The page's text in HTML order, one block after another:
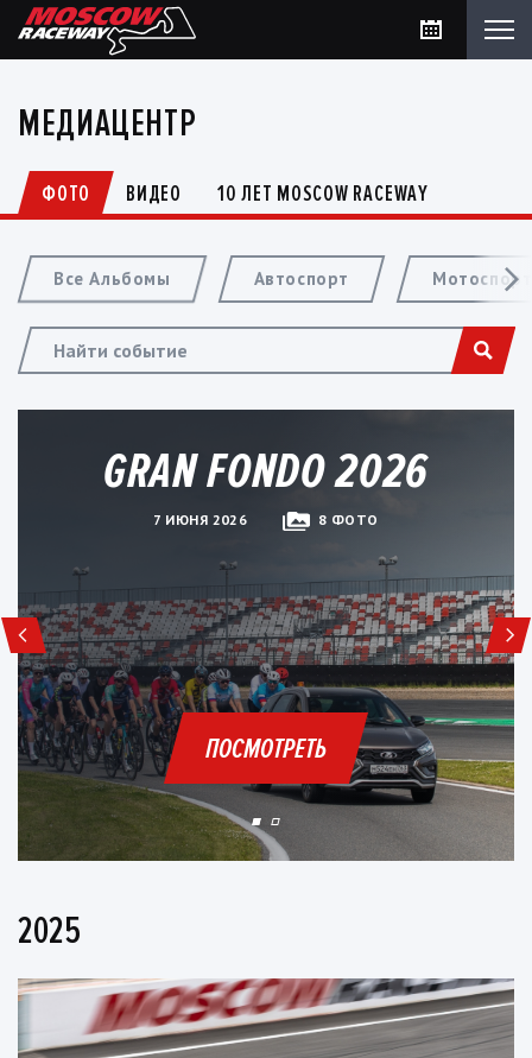
МЕДИАЦЕНТР
ФОТО ВИДЕО 10 ЛЕТ MOSCOW RACEWAY
Все Альбомы Автоспорт Мотоспорт
GRAN FONDO 2026
7 ИЮНЯ 2026 8 ФОТО
ПОСМОТРЕТЬ
2025